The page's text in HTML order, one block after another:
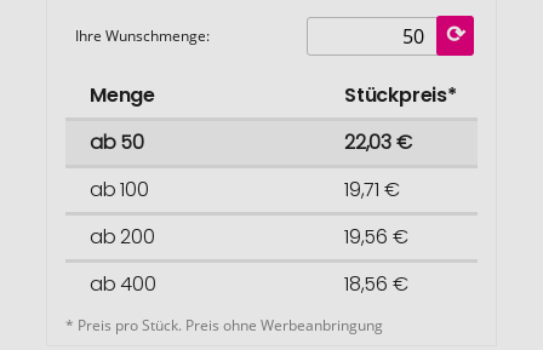
Ihre Wunschmenge:
Menge
Stückpreis*
ab 50
22,03 €
ab 100
19,71 €
ab 200
19,56 €
ab 400
18,56 €
* Preis pro Stück. Preis ohne Werbeanbringung